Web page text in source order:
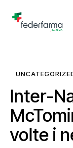
Inter-
volte i